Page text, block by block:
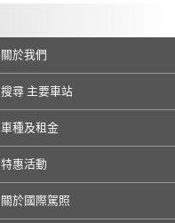
關於我們
搜尋 主要車站
車種及租金
特惠活動
關於國際駕照